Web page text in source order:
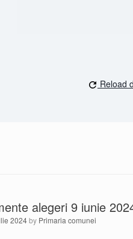
Reload
alegeri 9 iunie
2024by Primaria comunei